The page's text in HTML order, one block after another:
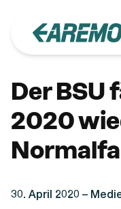
Der BSU
2020
30. April 2020 –